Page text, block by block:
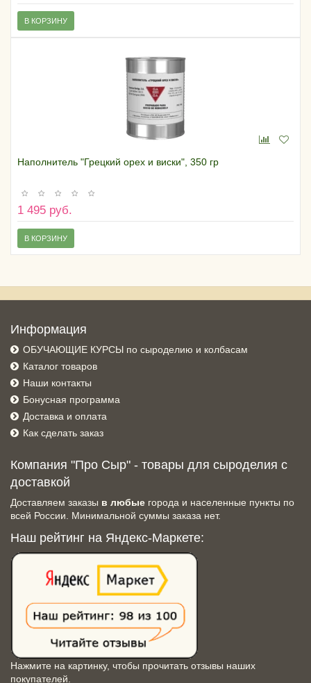
В КОРЗИНУ
Наполнитель "Грецкий орех и виски", 350 гр
1 495 руб.
В КОРЗИНУ
Информация
ОБУЧАЮЩИЕ КУРСЫ по сыроделию и колбасам
Каталог товаров
Наши контакты
Бонусная программа
Доставка и оплата
Как сделать заказ
Компания "Про Сыр" - товары для сыроделия с
доставкой
Доставляем заказы в любые города и населенные пункты по
всей России. Минимальной суммы заказа нет.
Наш рейтинг на Яндекс-Маркете:
Нажмите на картинку, чтобы прочитать отзывы наших
покупателей.